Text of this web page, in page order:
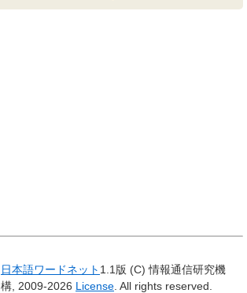
日本語ワードネット 1.1版 (C) 情報通信研究機
構, 2009-2026 License . All rights reserved.